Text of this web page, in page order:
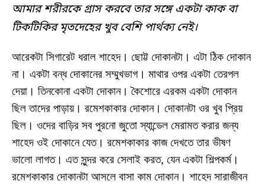
আমার শরীরকে গ্রাস করবে তার সঙ্গে একটা কাক বা
টিকটিকির মৃতদেহের খুব বেশি পার্থক্য নেই।
আরেকটা সিগারেট ধরাল শাহেদ। ছোট্ট দোকানটা। এটা ঠিক দোকান
না। একটা বন্ধ দোকানের সম্মুখভাগ। মাথার ওপর একটা তেরপল
দেয়া। তিনকোনা একটা দোকান। কৈশোরে এরকম একটা দোকান
ছিল তাদের পাড়ায়। রমেশকাকার দোকান। দোকানটা ওর খুব প্রিয়
ছিল। ওদের বাড়ির সব পুরনো জুতো স্যান্ডেল মেরামত করার জন্য
শাহেদ ওই দোকানে যেত। রমেশকাকার কাজ দেখতে তার ভীষণ
ভালো লাগত। এত সুন্দর করে সেলাই করত, যেন একটা শিল্পকর্ম।
রমেশকাকার দোকানটা আসলে বাসা কাম দোকান। শাহেদ সারাজীবন